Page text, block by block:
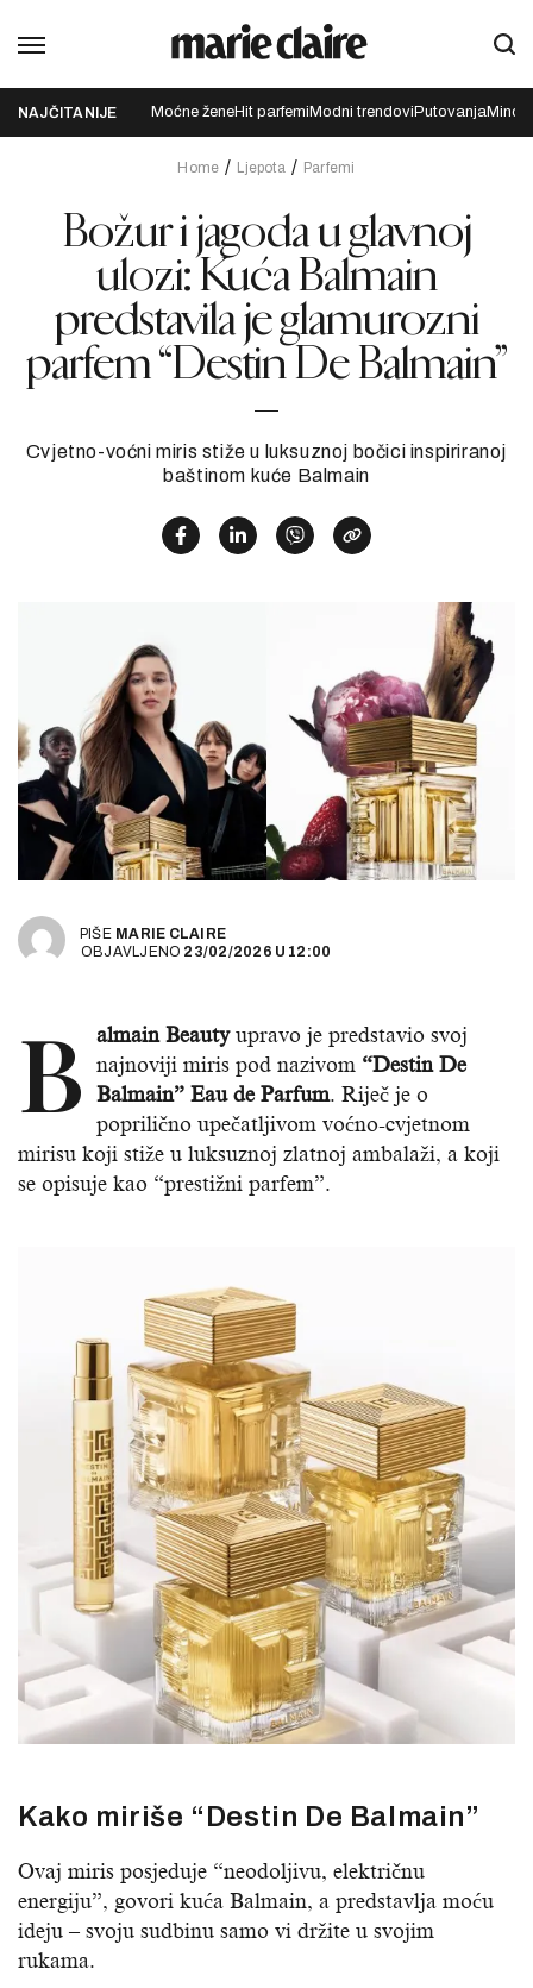
NAJČITANIJE Moćne ženeHit parfemi Modni trendovi Putovanja
Home Ljepota Parfemi
Božur i jagoda u glavnoj
ulozi: Kuća Balmain
predstavila je glamurozni
parfem “Destin De Balmain”
Cvjetno-voćni miris stiže u luksuznoj bočici inspiriranoj
baštinom kuće Balmain
PIŠE MARIE CLAIRE
OBJAVLJENO 23/02/2026 U 12:00
B almain Beauty upravo je predstavio svoj
najnoviji miris pod nazivom “Destin De
Balmain” Eau de Parfum. Riječ je o
poprilično upečatljivom voćno-cvjetnom
mirisu koji stiže u luksuznoj zlatnoj ambalaži, a koji
se opisuje kao “prestižni parfem”.
Kako miriše “Destin De Balmain”
Ovaj miris posjeduje “neodoljivu, električnu
energiju”, govori kuća Balmain, a predstavlja moću
ideju – svoju sudbinu samo vi držite u svojim
rukama.